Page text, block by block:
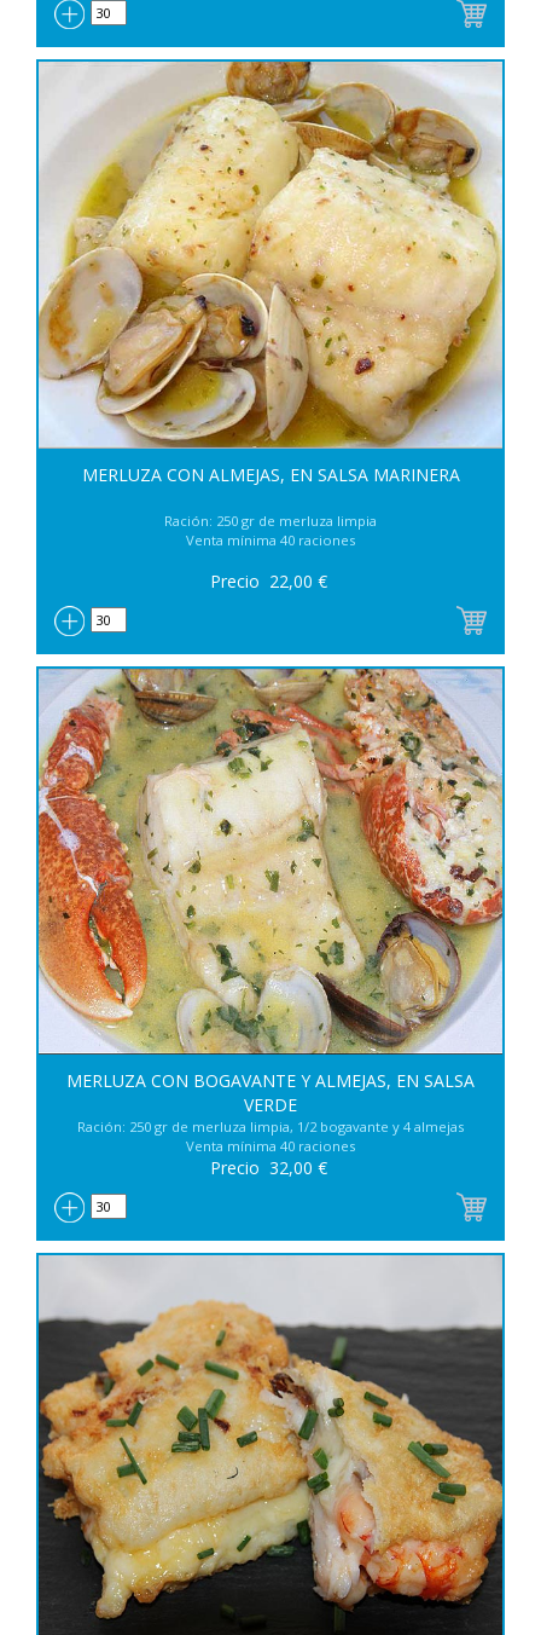
MERLUZA CON ALMEJAS, EN SALSA MARINERA
Ración: 250 gr de merluza limpia
Venta mínima 40 raciones
Precio 22,00 €
MERLUZA CON BOGAVANTE Y ALMEJAS, EN SALSA
VERDE
Ración: 250 gr de merluza limpia, 1/2 bogavante y 4 almejas
Venta mínima 40 raciones
Precio 32,00 €